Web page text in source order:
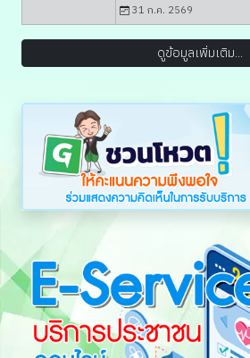
31 ก.ค. 2569
ดูข้อมูลเพิ่มเติม...